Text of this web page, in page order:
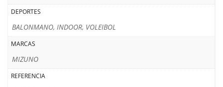
DEPORTES
BALONMANO, INDOOR, VOLEIBOL
MARCAS
MIZUNO
REFERENCIA